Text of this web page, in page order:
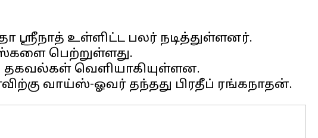
உள்ளிட்ட பலர் நடித்துள்ளனர்.
பெற்றுள்ளது.
தகவல்கள் வெளியாகியுள்ளன.